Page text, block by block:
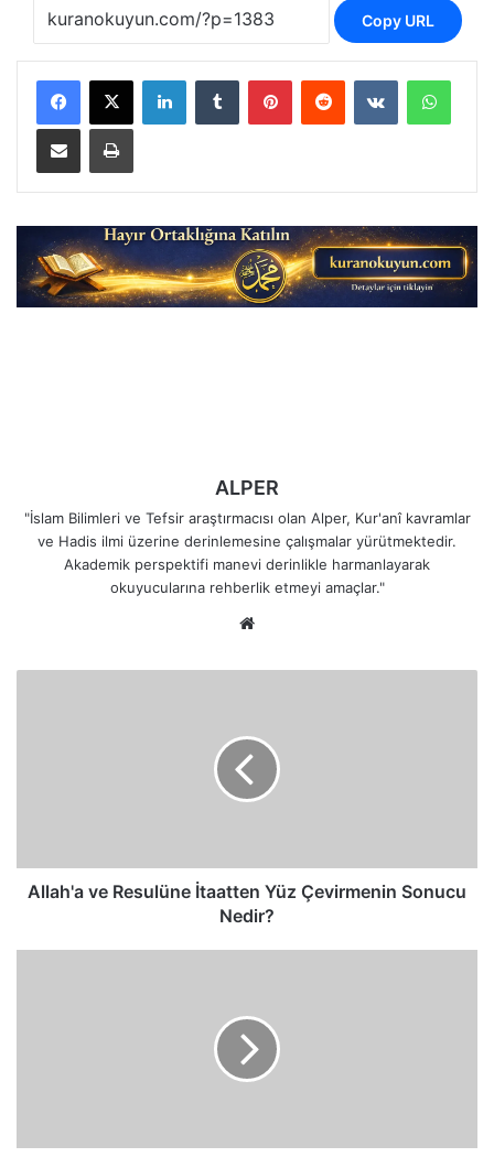
Copy URL
LinkedInTumblr PinterestReddit VKontakte
E-Posta ile paylaş Yazdır
ALPER
"İslam Bilimleri ve Tefsir araştırmacısı olan Alper, Kur'anî kavramlar
ve Hadis ilmi üzerine derinlemesine çalışmalar yürütmektedir.
Akademik perspektifi manevi derinlikle harmanlayarak
okuyucularına rehberlik etmeyi amaçlar."
Allah'a ve Resulüne İtaatten Yüz Çevirmenin Sonucu
Nedir?